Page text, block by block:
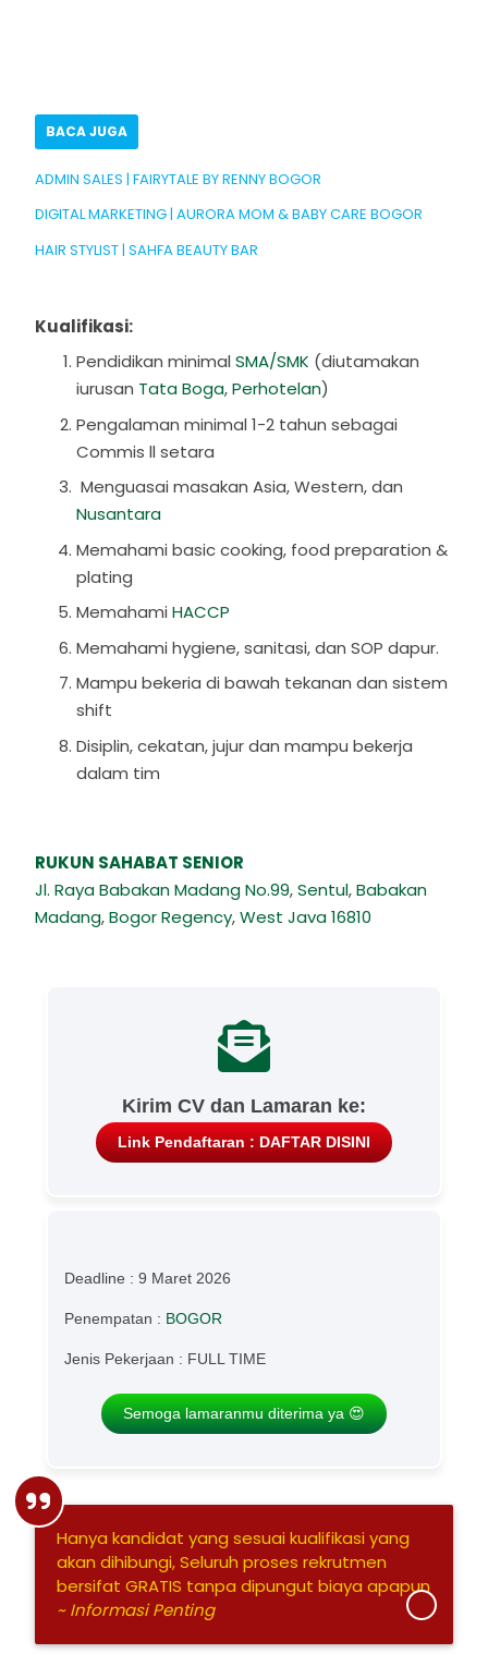
BACA JUGA
ADMIN SALES | FAIRYTALE BY RENNY BOGOR
DIGITAL MARKETING | AURORA MOM & BABY CARE BOGOR
HAIR STYLIST | SAHFA BEAUTY BAR
Kualifikasi:
Pendidikan minimal SMA/SMK (diutamakan
iurusan Tata Boga,Perhotelan)
Pengalaman minimal 1-2 tahun sebagai
Commis ll setara
Menguasai masakan Asia, Western, dan
Nusantara
Memahami basic cooking, food preparation &
plating
Memahami HACCP
Memahami hygiene, sanitasi, dan SOP dapur.
Mampu bekeria di bawah tekanan dan sistem
shift
Disiplin, cekatan, jujur dan mampu bekerja
dalam tim
RUKUN SAHABAT SENIOR
Jl. Raya Babakan Madang No.99,Sentul,Babakan
Madang,Bogor Regency,West Java 16810
Kirim CV dan Lamaran ke:
Link Pendaftaran : DAFTAR DISINI
Deadline : 9 Maret 2026
Penempatan : BOGOR
Jenis Pekerjaan : FULL TIME
Semoga lamaranmu diterima ya 😍
Hanya kandidat yang sesuai kualifikasi yang
akan dihibungi, Seluruh proses rekrutmen
bersifat GRATIS tanpa dipungut biaya apapun
~ Informasi Penting